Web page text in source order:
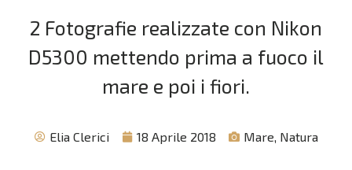
2 Fotografie realizzate con Nikon
D5300 mettendo prima a fuoco il
mare e poi i fiori.
Elia Clerici 18 Aprile 2018 Mare, Natura